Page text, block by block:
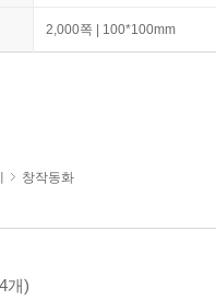
2,000쪽 | 100*100mm
창작동화
개)